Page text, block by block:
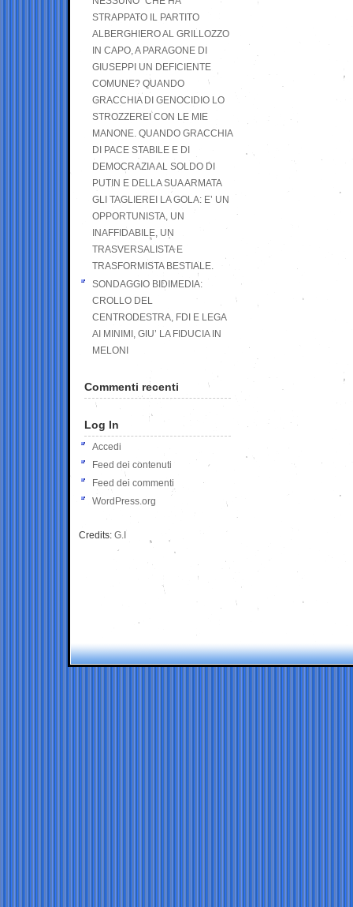
STRAPPATO IL PARTITO
ALBERGHIERO AL GRILLOZZO
IN CAPO, A PARAGONE DI
GIUSEPPI UN DEFICIENTE
COMUNE? QUANDO
GRACCHIA DI GENOCIDIO LO
STROZZEREI CON LE MIE
MANONE. QUANDO GRACCHIA
DI PACE STABILE E DI
DEMOCRAZIA AL SOLDO DI
PUTIN E DELLA SUA ARMATA
GLI TAGLIEREI LA GOLA: E’ UN
OPPORTUNISTA, UN
INAFFIDABILE, UN
TRASVERSALISTA E
TRASFORMISTA BESTIALE.
SONDAGGIO BIDIMEDIA:
CROLLO DEL
CENTRODESTRA, FDI E LEGA
AI MINIMI, GIU’ LA FIDUCIA IN
MELONI
Commenti recenti
Log In
Accedi
Feed dei contenuti
Feed dei commenti
WordPress.org
Credits: G.I